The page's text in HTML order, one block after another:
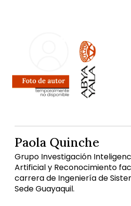
Paola Quinche
Grupo Investigación
Artificial y Reconocimiento
carrera de Ingeniería de
Sede Guayaquil.